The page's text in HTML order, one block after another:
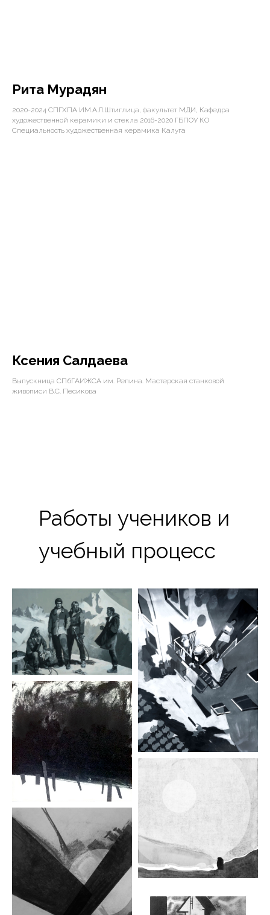
Рита Мурадян
2020-2024 СПГХПА ИМ.А.Л.Штиглица, факультет МДИ, Кафедра
художественной керамики и стекла 2016-2020 ГБПОУ КО
Специальность художественная керамика Калуга
Ксения Салдаева
Выпускница СПбГАИЖСА им. Репина. Мастерская станковой
живописи В.С. Песикова
Работы учеников и
учебный процесс